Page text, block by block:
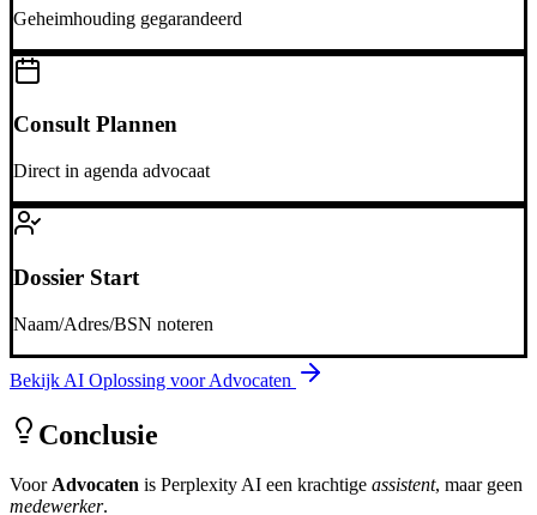
Geheimhouding gegarandeerd
Consult Plannen
Direct in agenda advocaat
Dossier Start
Naam/Adres/BSN noteren
Bekijk AI Oplossing voorAdvocaten
Conclusie
VoorAdvocaten is Perplexity AI een krachtige assistent, maar geen
medewerker.